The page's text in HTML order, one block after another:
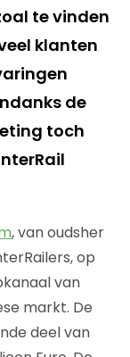
te vinden
klanten
de
toch
, van oudsher
op
van
markt. De
deel van